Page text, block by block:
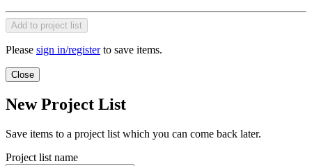
Add to project list
Please sign in/registerto save items.
Close
New Project List
Save items to a project list which you can come back later.
Project list name